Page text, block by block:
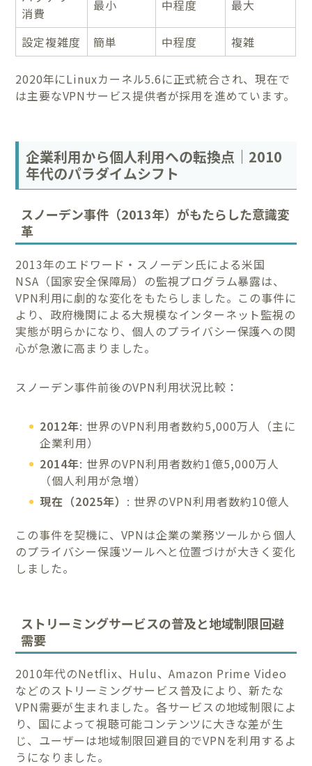
消費
最小 中程度 最大
設定複雑度 簡単 中程度 複雑
2020年にLinuxカーネル5.6に正式統合され、現在で
は主要なVPNサービス提供者が採用を進めています。
企業利用から個人利用への転換点｜2010
年代のパラダイムシフト
スノーデン事件（2013年）がもたらした意識変
革
2013年のエドワード・スノーデン氏による米国
NSA（国家安全保障局）の監視プログラム暴露は、
VPN利用に劇的な変化をもたらしました。この事件に
より、政府機関による大規模なインターネット監視の
実態が明らかになり、個人のプライバシー保護への関
心が急激に高まりました。
スノーデン事件前後のVPN利用状況比較：
2012年: 世界のVPN利用者数約5,000万人（主に
企業利用）
2014年: 世界のVPN利用者数約1億5,000万人
（個人利用が急増）
現在（2025年） : 世界のVPN利用者数約10億人
この事件を契機に、VPNは企業の業務ツールから個人
のプライバシー保護ツールへと位置づけが大きく変化
しました。
ストリーミングサービスの普及と地域制限回避
需要
2010年代のNetflix、Hulu、Amazon Prime Video
などのストリーミングサービス普及により、新たな
VPN需要が生まれました。各サービスの地域制限によ
り、国によって視聴可能コンテンツに大きな差が生
じ、ユーザーは地域制限回避目的でVPNを利用するよ
うになりました。